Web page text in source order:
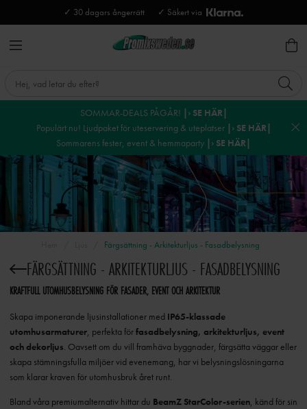
✓ 30 dagars ångerrätt ✓ Säkert via
SOMMAR-DEALS PÅGÅR! |› SE HÄR|
Populärt nu! Ljudpaket för uteservering & uteplatser |› SE HÄR|
Sommarens fester, event & hemmaparty |› SE HÄR|
Färgsättning - Arkitekturljus - Fasadbelysning
FÄRGSÄTTNING - ARKITEKTURLJUS - FASADBELYSNING
KRAFTFULL UTOMHUSBELYSNING FÖR FASADER, EVENT OCH ARKITEKTUR
Skapa imponerande ljusinstallationer med IP65-klassade
utomhusarmaturer, perfekta förfasadbelysning, arkitekturljus, event
och dekorljus. Oavsett om du vill framhäva byggnader, färgsätta väggar eller
skapa stämningsfulla miljöer vid evenemang, har vi belysningslösningarna
som klarar kraven för utomhusbruk året runt.
Bland våra premiumalternativ hittar du BeamZ StarColor-serien, känd för sin